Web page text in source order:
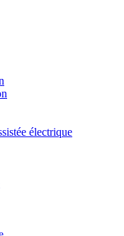
électrique